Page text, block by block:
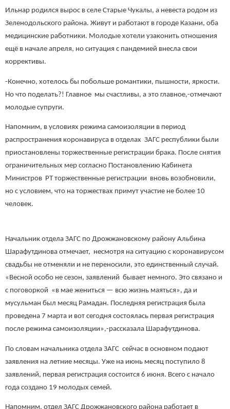
Ильнар родился вырос в селе Старые Чукалы, а невеста родом из
Зеленодольского района. Живут и работают в городе Казани, оба
медицинские работники. Молодые хотели узаконить отношения
ещё в начале апреля, но ситуация с пандемией внесла свои
коррективы.
-Конечно, хотелось бы побольше романтики, пышности, яркости.
Но что поделать?! Главное мы счастливы, а это главное,-отмечают
молодые супруги.
Напомним, в условиях режима самоизоляции в период
распространения коронавируса в отделах ЗАГС республики были
приостановлены торжественные регистрации брака. После снятия
ограничительных мер согласно Постановлению Кабинета
Министров РТ торжественные регистрации вновь возобновили,
но с условием, что на торжествах примут участие не более 10
человек.
Начальник отдела ЗАГС по Дрожжановскому району Альбина
Шарафутдинова отмечает, несмотря на ситуацию с коронавирусом
свадьбы не отменяли и не переносили, это единственный случай.
«Весной особо не сезон, заявлений бывает немного. Это связано и
с поговоркой «в мае жениться — всю жизнь маяться», да и
мусульман был месяц Рамадан. Последняя регистрация была
проведена 7 марта и вот сегодня состоялась первая регистрация
после режима самоизоляции»,-рассказала Шарафутдинова.
По словам начальника отдела ЗАГС сейчас в основном подают
заявления на летние месяцы. Уже на июнь месяц поступило 8
заявлений, первая регистрация состоится 6 июня. Всего с начало
года создано 19 молодых семей.
Напомним, отдел ЗАГС Дрожжановского района работает в